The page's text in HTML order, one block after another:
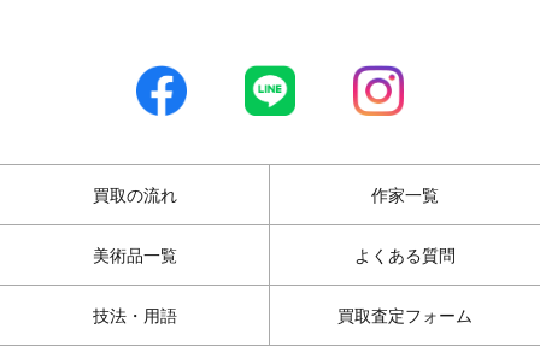
買取の流れ 作家一覧
美術品一覧 よくある質問
技法・用語 買取査定フォーム